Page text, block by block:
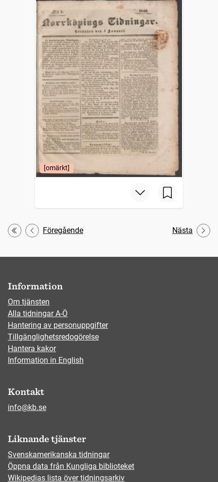
[omärkt]
Första
Föregående Nästa
Information
Om tjänsten
Alla tidningar A-Ö
Hantering av personuppgifter
Tillgänglighetsredogörelse
Hantera kakor
Information in English
Kontakt
info@kb.se
Liknande tjänster
Svenskamerikanska tidningar
Öppna data från Kungliga biblioteket
Wikipedias lista över tidningsarkiv